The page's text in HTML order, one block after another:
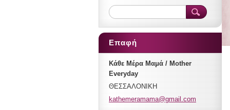
Επαφή
Κάθε Μέρα Μαμά / Mother
Everyday
ΘΕΣΣΑΛΟΝΙΚΗ
kathemeramama@gmail.com